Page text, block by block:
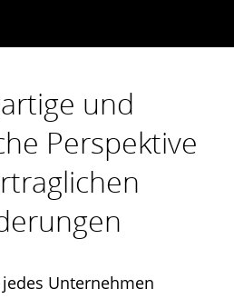
und
Perspektive
Unternehmen